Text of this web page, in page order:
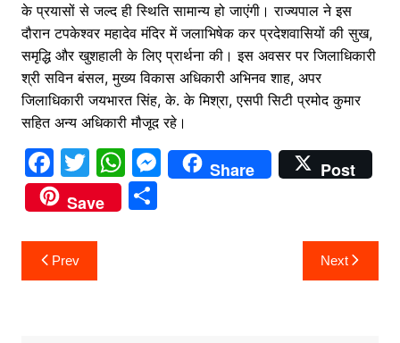
के प्रयासों से जल्द ही स्थिति सामान्य हो जाएंगी। राज्यपाल ने इस
दौरान टपकेश्वर महादेव मंदिर में जलाभिषेक कर प्रदेशवासियों की सुख,
समृद्धि और खुशहाली के लिए प्रार्थना की। इस अवसर पर जिलाधिकारी
श्री सविन बंसल, मुख्य विकास अधिकारी अभिनव शाह, अपर
जिलाधिकारी जयभारत सिंह, के. के मिश्रा, एसपी सिटी प्रमोद कुमार
सहित अन्य अधिकारी मौजूद रहे।
F
a
c
e
b
T
w
itt
er
W
h
at
M
e
Share
Post
Save
S
Post
navigation
Prev Next